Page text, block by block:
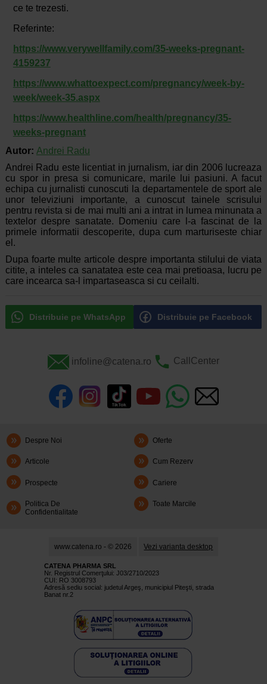
ce te trezesti.
Referinte:
https://www.verywellfamily.com/35-weeks-pregnant-
4159237
https://www.whattoexpect.com/pregnancy/week-by-
week/week-35.aspx
https://www.healthline.com/health/pregnancy/35-
weeks-pregnant
Autor: Andrei Radu
Andrei Radu este licentiat in jurnalism, iar din 2006 lucreaza
cu spor in presa si comunicare, marile lui pasiuni. A facut
echipa cu jurnalisti cunoscuti la departamentele de sport ale
unor televiziuni importante, a cunoscut tainele scrisului
pentru revista si de mai multi ani a intrat in lumea minunata a
textelor despre sanatate. Domeniu care l-a fascinat de la
primele informatii descoperite, dupa cum marturiseste chiar
el.
Dupa foarte multe articole despre importanta stilului de viata
citite, a inteles ca sanatatea este cea mai pretioasa, lucru pe
care incearca sa-l impartaseasca si cu ceilalti.
Distribuie pe WhatsApp Distribuie pe Facebook
infoline@catena.ro CallCenter
Despre Noi Oferte
Articole Cum Rezerv
Prospecte Cariere
Politica De
Confidentialitate
Toate Marcile
www.catena.ro - © 2026 Vezi varianta desktop
CATENA PHARMA SRL
Nr. Registrul Comerţului: J03/2710/2023
CUI: RO 3008793
Adresă sediu social: judetul Argeş, municipiul Piteşti, strada
Banat nr.2